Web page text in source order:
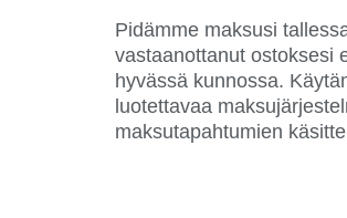
Pidämme maksusi
vastaanottanut ostoksesi
hyvässä kunnossa.
luotettavaa
maksutapahtumien